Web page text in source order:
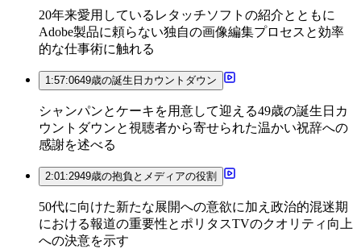
20年来愛用しているレタッチソフトの紹介とともに
Adobe製品に頼らない独自の画像編集プロセスと効率
的な仕事術に触れる
1:57:0649歳の誕生日カウントダウン
シャンパンとケーキを用意して迎える49歳の誕生日カ
ウントダウンと視聴者から寄せられた温かい祝辞への
感謝を述べる
2:01:2949歳の抱負とメディアの役割
50代に向けた新たな展開への意欲に加え政治的混迷期
における報道の重要性とポリタスTVのクオリティ向上
への決意を示す